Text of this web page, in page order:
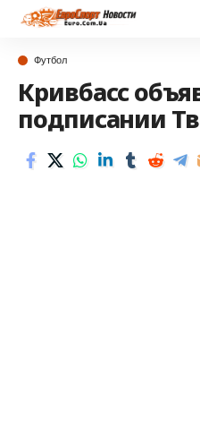
Футбол
Кривбасс
подписании